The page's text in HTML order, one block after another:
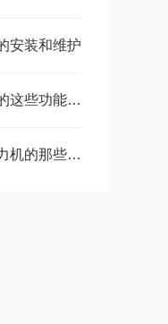
安装和维护
塑料编织袋拉力机的这些功能，您都了解吗
说说塑料编织袋拉力机的那些特点